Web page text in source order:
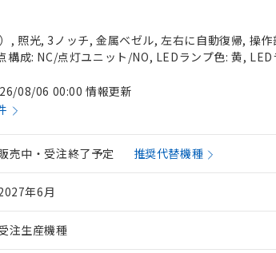
, 照光, 3ノッチ, 金属ベゼル, 左右に自動復帰, 操
構成: NC/点灯ユニット/NO, LEDランプ色: 黄,
08/06 00:00 情報更新
売中・受注終了予定 推奨代替機種
年6月
注生産機種